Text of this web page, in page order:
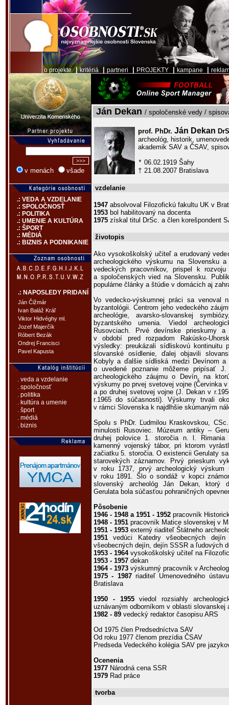
o projekte|kritériá partneri PROJEKTY kampane
v menách všade
.: VEDA A VZDELANIE
.: SPOLOČNOSŤ
.: POLITIKA
.: UMENIE A KULTÚRA
.: ŠPORT
.: MÉDIÁ
.: BIZNIS A PODNIKANIE
.: NAPOSLEDY PRIDANÍ
Ján Čižmár
Ivan Baláž Kráľ
Viktor Hidvéghy ml.
Jozef Majerčík
Róbert Bezák
Ondrej Francisci
Pavel Kapusta
. veda a vzdelanie
. spoločnosť
. politika
. kultúra a umenie
. šport
. médiá
. biznis
Ján Dekan / spoločenské vedy /
prof. PhDr. Ján Dekan
archeológ, historik,
akademik SAV a ČSAV,
* 06.02.1919 Šahy
† 21.08.2007 Bratislava
vzdelanie
1947 absolvoval Filozofickú fakultu UK v
1953 bol habilitovaný na docenta
1975 získal titul DrSc. a člen korešpondent
životopis
Ako vysokoškolský učiteľ a erudovaný
archeologického výskumu na Slovensku
vedeckých pracovníkov, prispel k
a spoločenských vied na Slovensku.
populárne články a štúdie v domácich aj
Vo vedecko-výskumnej práci sa venoval
byzantológii. Centrom jeho vedeckého
archeológie, avarsko-slovanskej
byzantského umenia. Viedol
Rusovciach. Prvé devínske prieskumy
v období pred rozpadom Rakúsko-
výsledky: preukázali sídliskovú kontinuitu
slovanské osídlenie, ďalej objavili
Kobyly a ďalšie sídliská medzi Devínom
o uvedené poznanie môžeme pripísať
archeologického záujmu o Devín, na
výskumy po prvej svetovej vojne (Červinka
a po druhej svetovej vojne (J. Dekan v
r.1965 do súčasnosti). Výskumy trvali
v rámci Slovenska k najdlhšie skúmaným
Spolu s PhDr. Ľudmilou Kraskovskou,
minulosti Rusoviec. Múzeum antiky –
druhej polovice 1. storočia n. l. Rimania
kamenný vojenský tábor, pri ktorom
začiatku 5. storočia. O existencii Gerulaty
starovekých záznamov. Prvý prieskum
v roku 1737, prvý archeologický výskum
v roku 1891. Šlo o sondáž v kopci
slovenský archeológ Ján Dekan, ktorý
Gerulata bola súčasťou pohraničných
Pôsobenie
1946 - 1948 a 1951 - 1952 pracovník
1948 - 1951 pracovník Matice slovenskej v
1951 - 1953 externý riaditeľ Štátneho
1951 vedúci Katedry všeobecných
všeobecných dejín, dejín SSSR a ľudových
1953 - 1964vysokoškolský učiteľ na
1953 - 1957 dekan
1964 - 1973 výskumný pracovník v
1975 - 1987riaditeľ Umenovedného
Bratislava
1950 - 1955viedol rozsiahly
uznávaným odborníkom v oblasti slovanskej
1982 - 89 vedecký redaktor časopisu ARS
Od 1975 člen Predsedníctva SAV
Od roku 1977 členom prezídia ČSAV
Predseda Vedeckého kolégia SAV pre
Ocenenia
1977 Národná cena SSR
1979 Rad práce
tvorba